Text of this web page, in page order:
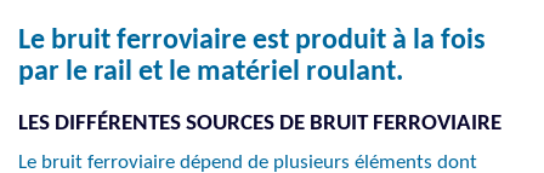
Le bruit ferroviaire est produit à la fois
par le rail et le matériel roulant.
LES DIFFÉRENTES SOURCES DE BRUIT FERROVIAIRE
Le bruit ferroviaire dépend de plusieurs éléments dont